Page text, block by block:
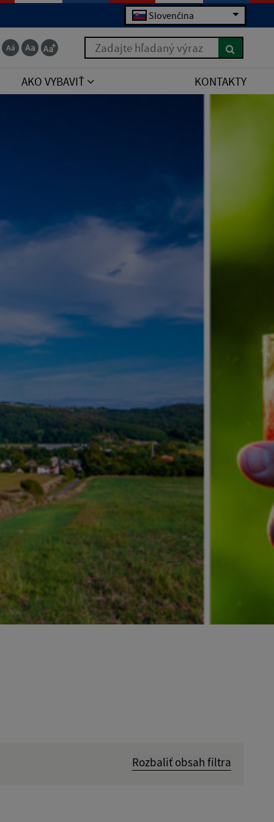
Slovenčina
Zadajte hľadaný výraz
AKO VYBAVIŤ KONTAKTY
Rozbaliť obsah filtra